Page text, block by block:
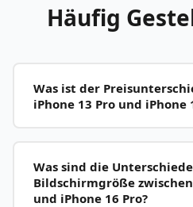
Häufig
Was ist der
iPhone 13 Pro und iPhone
Was sind die
Bildschirmgröße
und iPhone 16 Pro?